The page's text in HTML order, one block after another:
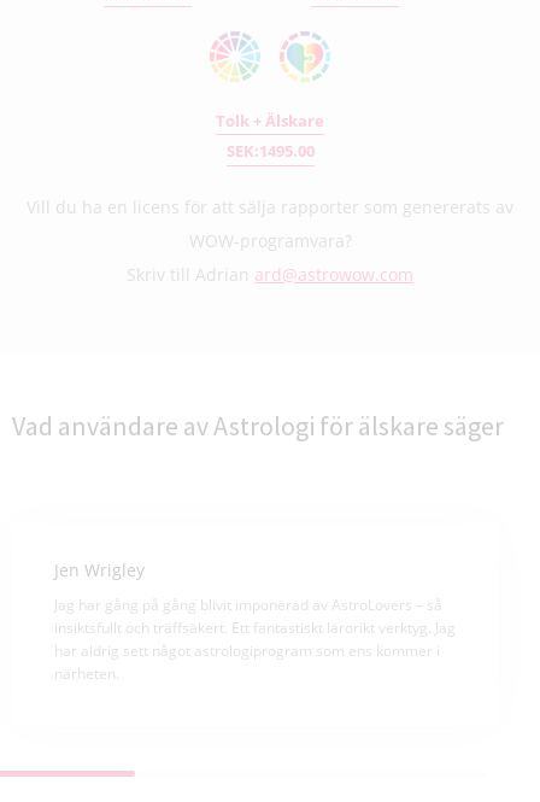
Tolk + Älskare
SEK:1495.00
Vill du ha en licens för att sälja rapporter som genererats av
WOW-programvara?
Skriv till Adrian ard@astrowow.com
Vad användare av Astrologi för älskare säger
Jen Wrigley
Jag har gång på gång blivit imponerad av AstroLovers – så
insiktsfullt och träffsäkert. Ett fantastiskt lärorikt verktyg. Jag
har aldrig sett något astrologiprogram som ens kommer i
närheten.